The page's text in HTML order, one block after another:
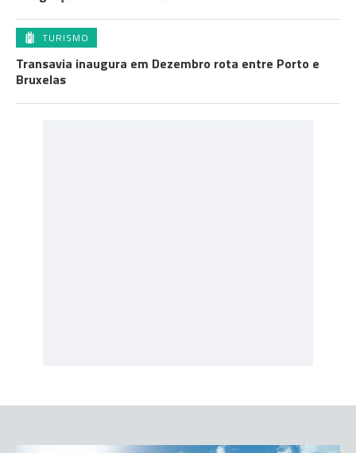
TURISMO
Transavia inaugura em Dezembro rota entre Porto e
Bruxelas